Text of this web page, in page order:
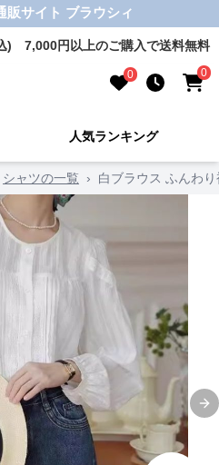
販サイト ブラウシィ
) 7,000円以上のご購入で送料無料
0 0
人気ランキング
シャツの一覧 › 白ブラウス ふんわ